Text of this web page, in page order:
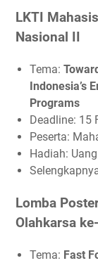
LKTI
Nasional II
Tema:
Indonesia’s
Programs
Deadline: 15
Peserta:
Hadiah:
Lomba
Olahkarsa
Tema: Fast